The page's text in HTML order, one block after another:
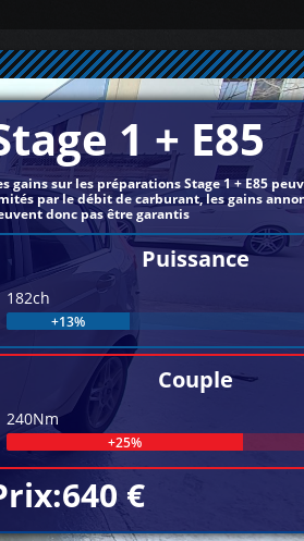
1 + E85
gains sur les préparations Stage 1 + E85
par le débit de carburant, les gains
donc pas être garantis
Puissance
182ch
+13%
Couple
240Nm
+25%
€